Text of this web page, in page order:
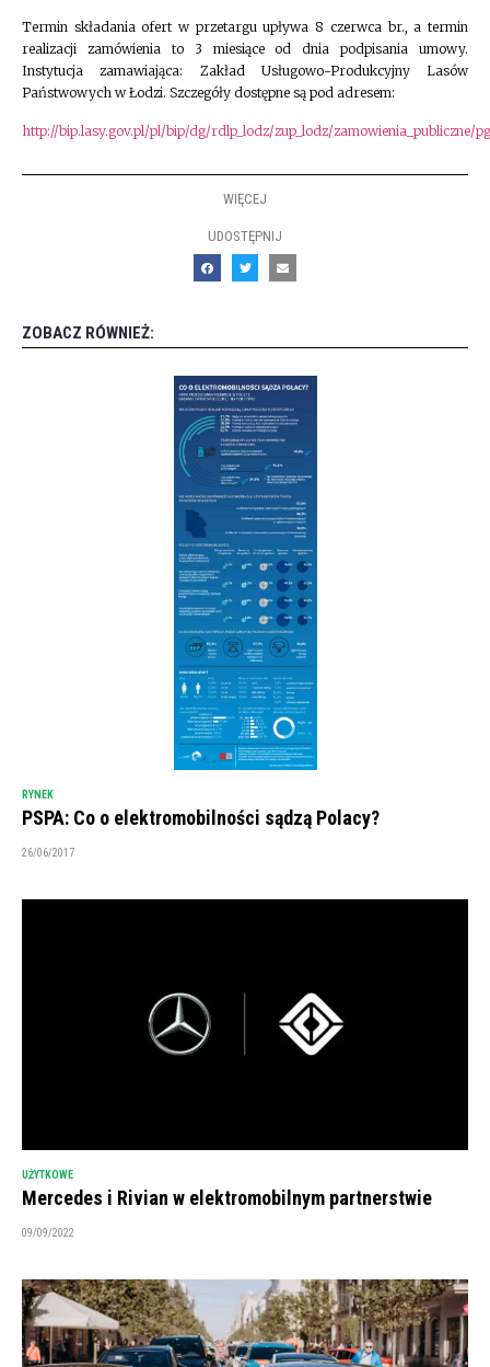
Termin składania ofert w przetargu upływa 8 czerwca br., a termin
realizacji zamówienia to 3 miesiące od dnia podpisania umowy.
Instytucja zamawiająca: Zakład Usługowo-Produkcyjny Lasów
Państwowych w Łodzi. Szczegóły dostępne są pod adresem:
http://bip.lasy.gov.pl/pl/bip/dg/rdlp_lodz/zup_lodz/zamowienia_publiczne/
WIĘCEJ
UDOSTĘPNIJ
ZOBACZ RÓWNIEŻ:
RYNEK
PSPA: Co o elektromobilności sądzą Polacy?
26/06/2017
UŻYTKOWE
Mercedes i Rivian w elektromobilnym partnerstwie
09/09/2022